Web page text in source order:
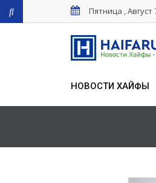
Пятница , Август
НОВОСТИ ХАЙФЫ